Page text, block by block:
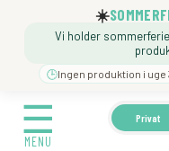
☀️
Vi holder
🕒Ingen produktion i uge
☰
MENU
Privat
☰
MENU
🍼 BARNEDÅB